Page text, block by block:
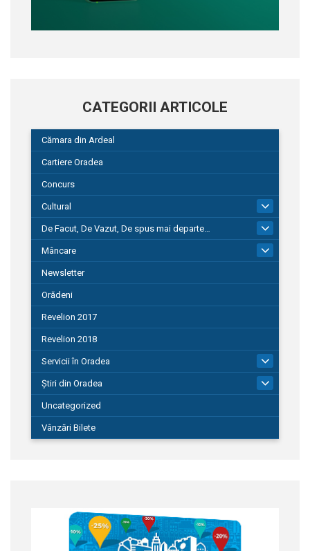
CATEGORII ARTICOLE
Cămara din Ardeal
Cartiere Oradea
Concurs
Cultural
De Facut, De Vazut, De spus mai departe…
580
Mâncare
Newsletter
Orădeni
Revelion 2017
Revelion 2018
Servicii în Oradea
Știri din Oradea
Uncategorized
Vânzări Bilete